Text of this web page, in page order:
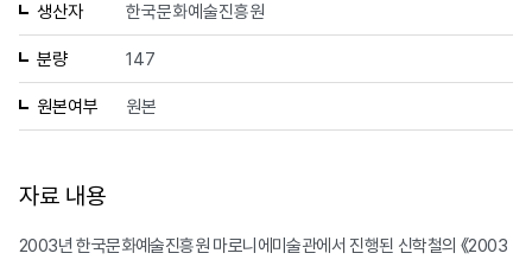
생산자 한국문화예술진흥원
분량 147
원본여부 원본
자료 내용
2003년 한국문화예술진흥원 마로니에미술관에서 진행된 신학철의 《2003